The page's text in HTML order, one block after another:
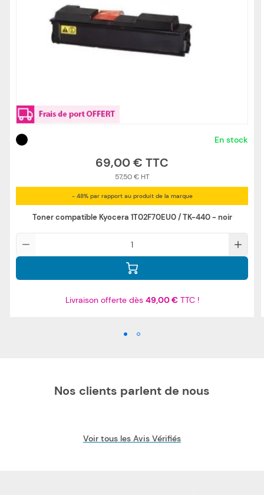
En stock
69,00 €
57,50 €
- 48% par rapport au produit de la marque
Toner compatible Kyocera 1T02F70EU0 / TK-440 - noir
Livraison offerte dès 49,00 €TTC !
Nos clients parlent de nous
Voir tous les Avis Vérifiés